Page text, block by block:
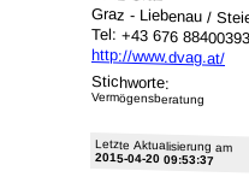
Graz - Liebenau /
Tel: +43 676
http://www.dvag.at/
Stichworte:
Vermögensberatung
Letzte Aktu­alisie­rung am
2015-04-20 09:53:37